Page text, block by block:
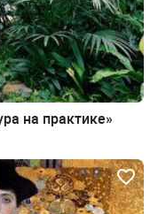
на практике»